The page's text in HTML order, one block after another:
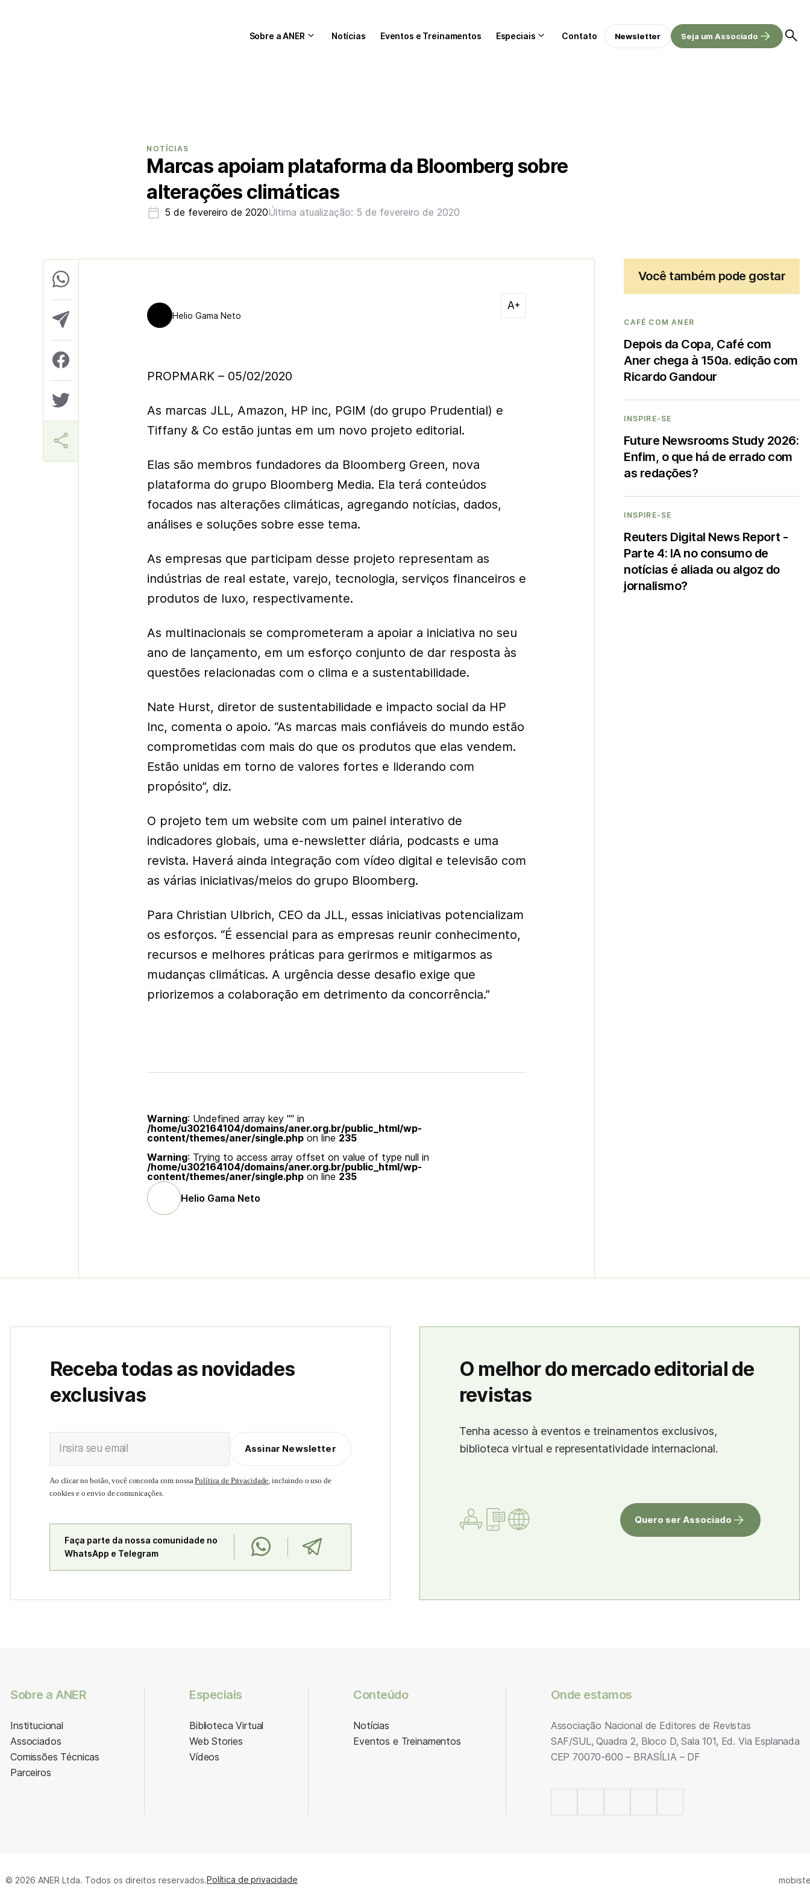
Sobre a ANER Notícias Eventos e Treinamentos Especiais Contato Newsletter Seja um Associado
NOTÍCIAS
Marcas apoiam plataforma da Bloomberg sobre
alterações climáticas
5 de fevereiro de 2020Última atualização: 5 de fevereiro de 2020
Helio Gama Neto
PROPMARK – 05/02/2020
As marcas JLL, Amazon, HP inc, PGIM (do grupo Prudential) e
Tiffany & Co estão juntas em um novo projeto editorial.
Elas são membros fundadores da Bloomberg Green, nova
plataforma do grupo Bloomberg Media. Ela terá conteúdos
focados nas alterações climáticas, agregando notícias, dados,
análises e soluções sobre esse tema.
As empresas que participam desse projeto representam as
indústrias de real estate, varejo, tecnologia, serviços financeiros e
produtos de luxo, respectivamente.
As multinacionais se comprometeram a apoiar a iniciativa no seu
ano de lançamento, em um esforço conjunto de dar resposta às
questões relacionadas com o clima e a sustentabilidade.
Nate Hurst, diretor de sustentabilidade e impacto social da HP
Inc, comenta o apoio. “As marcas mais confiáveis do mundo estão
comprometidas com mais do que os produtos que elas vendem.
Estão unidas em torno de valores fortes e liderando com
propósito”, diz.
O projeto tem um website com um painel interativo de
indicadores globais, uma e-newsletter diária, podcasts e uma
revista. Haverá ainda integração com vídeo digital e televisão com
as várias iniciativas/meios do grupo Bloomberg.
Para Christian Ulbrich, CEO da JLL, essas iniciativas potencializam
os esforços. “É essencial para as empresas reunir conhecimento,
recursos e melhores práticas para gerirmos e mitigarmos as
mudanças climáticas. A urgência desse desafio exige que
priorizemos a colaboração em detrimento da concorrência.”
Warning: Undefined array key "" in
/home/u302164104/domains/aner.org.br/public_html/wp-
content/themes/aner/single.php on line 235
Warning: Trying to access array offset on value of type null in
/home/u302164104/domains/aner.org.br/public_html/wp-
content/themes/aner/single.php on line 235
Helio Gama Neto
Você também pode gostar
CAFÉ COM ANER
Depois da Copa, Café com
Aner chega à 150a. edição com
Ricardo Gandour
INSPIRE-SE
Future Newsrooms Study 2026:
Enfim, o que há de errado com
as redações?
INSPIRE-SE
Reuters Digital News Report -
Parte 4: IA no consumo de
notícias é aliada ou algoz do
jornalismo?
Receba todas as novidades
exclusivas
Insira seu email Assinar Newsletter
Ao clicar no botão, você concorda com nossaPolítica de Privacidade, incluindo o uso de
cookies e o envio de comunicações.
Faça parte da nossa comunidade no
WhatsApp e Telegram
O melhor do mercado editorial de
revistas
Tenha acesso à eventos e treinamentos exclusivos,
biblioteca virtual e representatividade internacional.
Quero ser Associado
Sobre a ANER
Institucional
Associados
Comissões Técnicas
Parceiros
Especiais
Biblioteca Virtual
Web Stories
Vídeos
Conteúdo
Notícias
Eventos e Treinamentos
Onde estamos
Associação Nacional de Editores de Revistas
SAF/SUL, Quadra 2, Bloco D, Sala 101, Ed. Via Esplanada
CEP 70070-600 – BRASÍLIA – DF
© 2026 ANER Ltda. Todos os direitos reservados.Política de privacidade